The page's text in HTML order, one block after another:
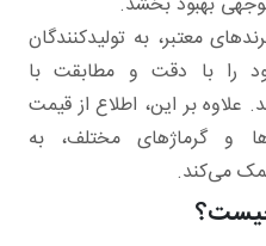
معتبر، به تولیدکنندگان
را با دقت و مطابقت با
علاوه بر این، اطلاع از قیمت
و گرماژهای مختلف، به
می‌کند.